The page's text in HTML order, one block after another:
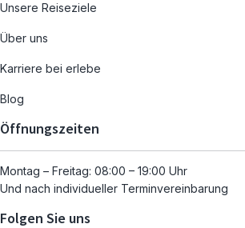
Unsere Reiseziele
Über uns
Karriere bei erlebe
Blog
Öffnungszeiten
Montag – Freitag: 08:00 – 19:00 Uhr
Und nach individueller Terminvereinbarung
Folgen Sie uns